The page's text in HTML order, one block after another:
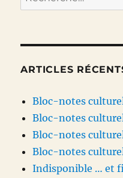
pour :
ARTICLES
Bloc-notes
Bloc-notes
Bloc-notes
Bloc-notes
Indisponible … et